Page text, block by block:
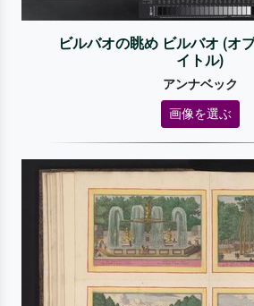
ビルバオの眺め ビルバオ (オ
イトル)
アンナベック
画像を選ぶ